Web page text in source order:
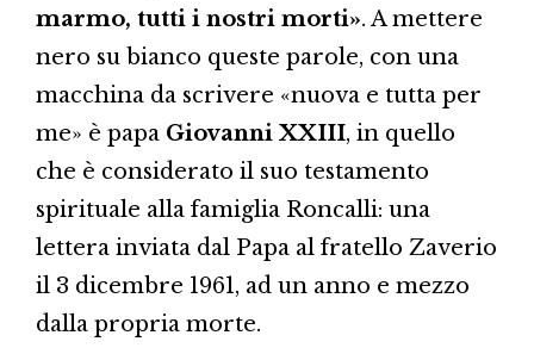
marmo, tutti i nostri morti». A mettere
nero su bianco queste parole, con una
macchina da scrivere «nuova e tutta per
me» è papa Giovanni XXIII, in quello
che è considerato il suo testamento
spirituale alla famiglia Roncalli: una
lettera inviata dal Papa al fratello Zaverio
il 3 dicembre 1961, ad un anno e mezzo
dalla propria morte.